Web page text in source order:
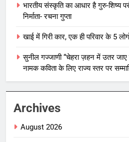
भारतीय संस्कृति का आधार है गुरु-शिष्य
निर्माता- रचना गुप्ता
खाई में गिरी कार, एक ही परिवार के 5
सुनील गज्जाणी “चेहरा ज़हन में उतर जाए
नामक कविता के लिए राज्य स्तर पर
Archives
August 2026